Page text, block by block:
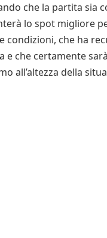
che la partita sia
lo spot migliore
che ha
che certamente
all’altezza della